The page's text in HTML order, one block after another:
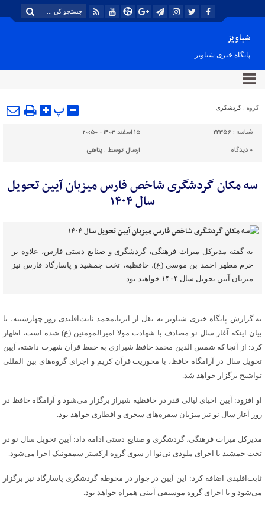
شباویز
پایگاه خبری شباویز
گروه : گردشگری پ
شناسه : 22356
۱۵ اسفند ۱۴۰۳ - ۲۰:۵۰
۰ دیدگاه ارسال توسط :پناهی
سه مکان گردشگری شاخص فارس میزبان آیین تحویل
سال ۱۴۰۴
به گفته مدیرکل میراث فرهنگی، گردشگری و صنایع دستی فارس، علاوه بر
حرم مطهر احمد بن موسی (ع)، حافظیه، تخت جمشید و پاسارگاد فارس نیز
میزبان آیین تحویل سال ۱۴۰۴ خواهند بود.
به گزارش پایگاه خبری شباویز به نقل از ایرنا،محمد ثابت‌اقلیدی روز چهارشنبه، با
بیان اینکه آغاز سال نو مصادف با شهادت مولا امیرالمومنین (ع) شده است، اظهار
کرد: از آنجا که شمس الدین محمد حافظ شیرازی به حفظ قرآن شهرت داشته، آیین
تحویل سال در آرامگاه حافظ، با محوریت قرآن کریم و اجرای گروه‌های بین المللی
تواشیح برگزار خواهد شد.
او افزود: آیین احیای لیالی قدر در حافظیه شیراز برگزار می‌شود و آرامگاه حافظ در
روز آغاز سال نو نیز میزبان سفره‌های سحری و افطاری خواهد بود.
مدیرکل میراث فرهنگی، گردشگری و صنایع دستی ادامه داد: آیین تحویل سال نو در
تخت جمشید با اجرای ملودی نی‌نوا از سوی گروه ارکستر سمفونیک اجرا می‌شود.
ثابت‌اقلیدی اضافه کرد: این آیین در جوار در محوطه گردشگری پاسارگاد نیز برگزار
می‌شود و با اجرای گروه موسیقی آیینی همراه خواهد بود.